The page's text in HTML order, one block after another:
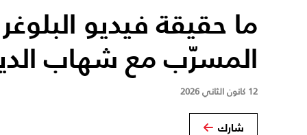
ما حقيقة فيديو
المسرّب مع شهاب
12 كانون الثاني 2026
شارك